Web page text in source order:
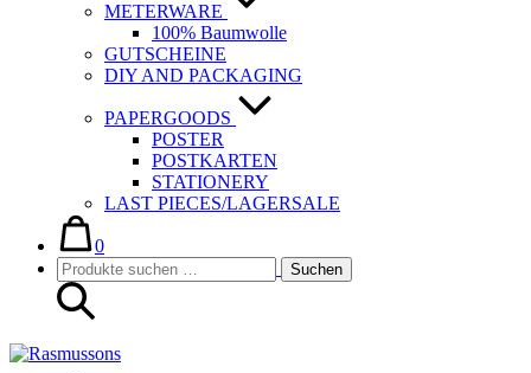
METERWARE
100% Baumwolle
GUTSCHEINE
DIY AND PACKAGING
PAPERGOODS
POSTER
POSTKARTEN
STATIONERY
LAST PIECES/LAGERSALE
Warenkorb
0im
Warenkorb
Suche-
Schalter
Suchen
nach:
Suchen